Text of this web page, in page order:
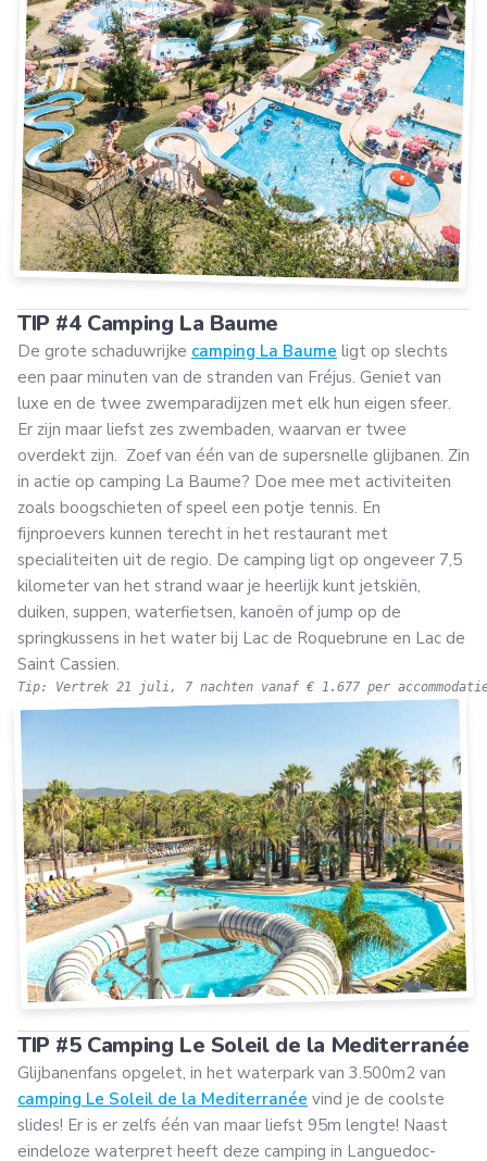
TIP #4 Camping La Baume
De grote schaduwrijke camping La Baume ligt op slechts
een paar minuten van de stranden van Fréjus. Geniet van
luxe en de twee zwemparadijzen met elk hun eigen sfeer.
Er zijn maar liefst zes zwembaden, waarvan er twee
overdekt zijn. Zoef van één van de supersnelle glijbanen. Zin
in actie op camping La Baume? Doe mee met activiteiten
zoals boogschieten of speel een potje tennis. En
fijnproevers kunnen terecht in het restaurant met
specialiteiten uit de regio. De camping ligt op ongeveer 7,5
kilometer van het strand waar je heerlijk kunt jetskiën,
duiken, suppen, waterfietsen, kanoën of jump op de
springkussens in het water bij Lac de Roquebrune en Lac de
Saint Cassien.
Tip: Vertrek 21 juli, 7 nachten vanaf € 1.677 per
TIP #5 Camping Le Soleil de la Mediterranée
Glijbanenfans opgelet, in het waterpark van 3.500m2 van
camping Le Soleil de la Mediterranée vind je de coolste
slides! Er is er zelfs één van maar liefst 95m lengte! Naast
eindeloze waterpret heeft deze camping in Languedoc-